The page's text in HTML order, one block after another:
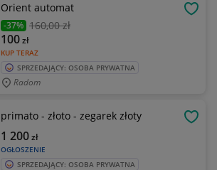
Orient automat
-37% 160,00 zł
KUP TERAZ
100zł
SPRZEDAJĄCY: OSOBA PRYWATNA
Radom
primato - złoto - zegarek złoty
OGŁOSZENIE
1 200zł
SPRZEDAJĄCY: OSOBA PRYWATNA